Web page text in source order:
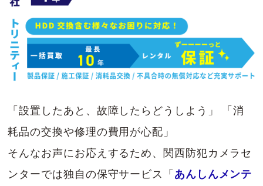
「設置したあと、故障したらどうしよう」 「消
耗品の交換や修理の費用が心配」
そんなお声にお応えするため、関西防犯カメラセ
ンターでは独自の保守サービス「 あんしんメンテ